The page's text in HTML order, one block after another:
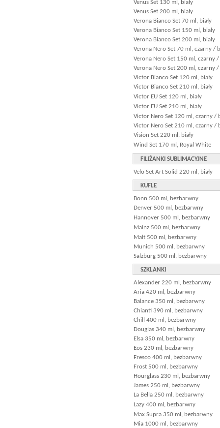
Venus Set 130 ml, biały
Venus Set 200 ml, biały
Verona Bianco Set 70 ml, biały
Verona Bianco Set 150 ml, biały
Verona Bianco Set 200 ml, biały
Verona Nero Set 70 ml, czarny /
Verona Nero Set 150 ml, czarny /
Verona Nero Set 200 ml, czarny /
Victor Bianco Set 120 ml, biały
Victor Bianco Set 210 ml, biały
Victor EU Set 120 ml, biały
Victor EU Set 210 ml, biały
Victor Nero Set 120 ml, czarny /
Victor Nero Set 210 ml, czarny /
Vision Set 220 ml, biały
Wind Set 170 ml, Royal White
FILIŻANKI SUBLIMACYJNE
Velo Set Art Solid 220 ml, biały
KUFLE
Bonn 500 ml, bezbarwny
Denver 500 ml, bezbarwny
Hannover 500 ml, bezbarwny
Mainz 500 ml, bezbarwny
Malt 500 ml, bezbarwny
Munich 500 ml, bezbarwny
Salzburg 500 ml, bezbarwny
SZKLANKI
Alexander 220 ml, bezbarwny
Aria 420 ml, bezbarwny
Balance 350 ml, bezbarwny
Chianti 390 ml, bezbarwny
Chill 400 ml, bezbarwny
Douglas 340 ml, bezbarwny
Elsa 350 ml, bezbarwny
Eos 230 ml, bezbarwny
Fresco 400 ml, bezbarwny
Frost 500 ml, bezbarwny
Hourglass 230 ml, bezbarwny
James 250 ml, bezbarwny
La Bella 250 ml, bezbarwny
Lazy 400 ml, bezbarwny
Max Supra 350 ml, bezbarwny
Mia 1000 ml, bezbarwny